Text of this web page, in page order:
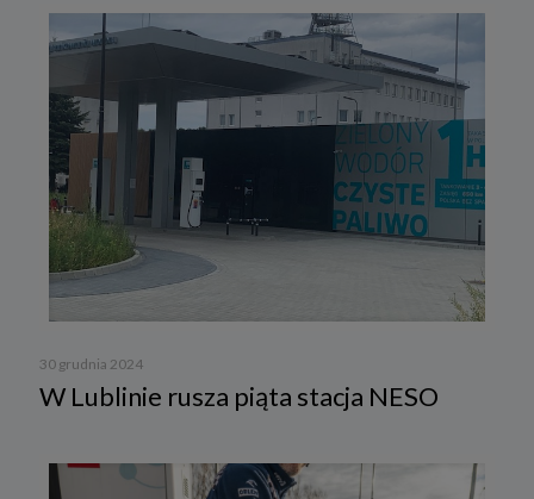
30 grudnia 2024
W Lublinie rusza piąta stacja NESO